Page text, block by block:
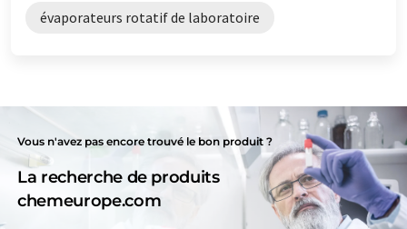
évaporateurs rotatif de laboratoire
Vous n'avez pas encore trouvé le bon produit ?
La recherche de produits
chemeurope.com